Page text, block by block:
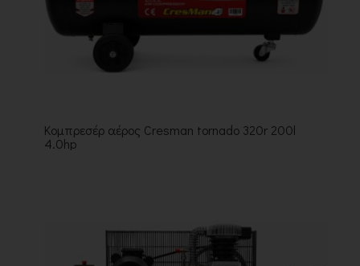
Κομπρεσέρ αέρος Cresman tornado 320r 200l
4.0hp